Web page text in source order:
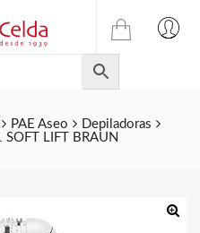
TIENDA
ONLINE
DE
JULIAN
CELDA
S.L.
PAE Aseo
Depiladoras
SOFT LIFT BRAUN